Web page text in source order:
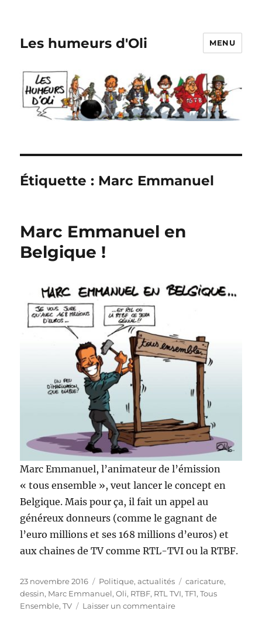
Les humeurs d'Oli MENU
Étiquette : Marc Emmanuel
Marc Emmanuel en
Belgique !
Marc Emmanuel, l’animateur de l’émission
« tous ensemble », veut lancer le concept en
Belgique. Mais pour ça, il fait un appel au
généreux donneurs (comme le gagnant de
l’euro millions et ses 168 millions d’euros) et
aux chaines de TV comme RTL-TVI ou la RTBF.
Publié
le
23 novembre 2016 Catégories
Politique, actualités Étiquettes
caricature,
dessin, Marc Emmanuel,Oli, RTBF, RTL TVI,TF1,Tous
Ensemble,TV Laisser un commentairesur